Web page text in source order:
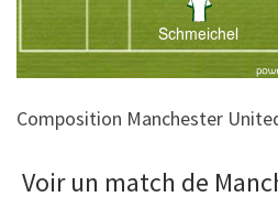
Composition Manchester
Voir un match de